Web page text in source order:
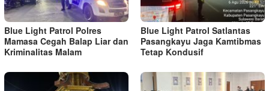
Blue Light Patrol Polres
Mamasa Cegah Balap Liar dan
Kriminalitas Malam
Blue Light Patrol Satlantas
Pasangkayu Jaga Kamtibmas
Tetap Kondusif